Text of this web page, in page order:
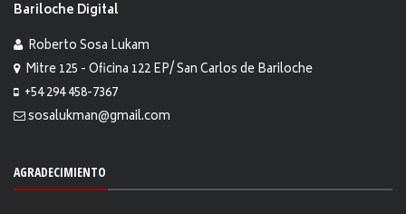
Bariloche Digital
Roberto Sosa Lukam
Mitre 125 - Oficina 122 EP/ San Carlos de Bariloche
+54 294 458-7367
sosalukman@gmail.com
AGRADECIMIENTO